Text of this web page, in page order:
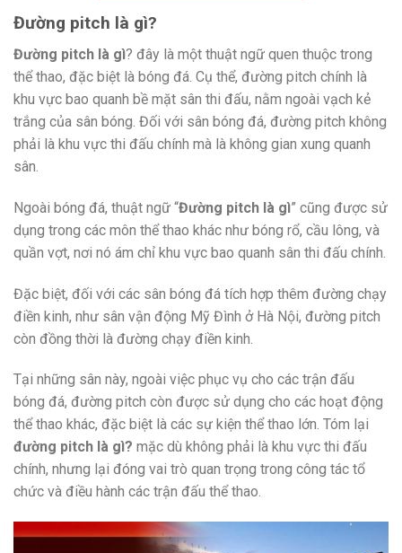
Đường pitch là gì?
Đường pitch là gì? đây là một thuật ngữ quen thuộc trong
thể thao, đặc biệt là bóng đá. Cụ thể, đường pitch chính là
khu vực bao quanh bề mặt sân thi đấu, nằm ngoài vạch kẻ
trắng của sân bóng. Đối với sân bóng đá, đường pitch không
phải là khu vực thi đấu chính mà là không gian xung quanh
sân.
Ngoài bóng đá, thuật ngữ “Đường pitch là gì” cũng được sử
dụng trong các môn thể thao khác như bóng rổ, cầu lông, và
quần vợt, nơi nó ám chỉ khu vực bao quanh sân thi đấu chính.
Đặc biệt, đối với các sân bóng đá tích hợp thêm đường chạy
điền kinh, như sân vận động Mỹ Đình ở Hà Nội, đường pitch
còn đồng thời là đường chạy điền kinh.
Tại những sân này, ngoài việc phục vụ cho các trận đấu
bóng đá, đường pitch còn được sử dụng cho các hoạt động
thể thao khác, đặc biệt là các sự kiện thể thao lớn. Tóm lại
đường pitch là gì? mặc dù không phải là khu vực thi đấu
chính, nhưng lại đóng vai trò quan trọng trong công tác tổ
chức và điều hành các trận đấu thể thao.